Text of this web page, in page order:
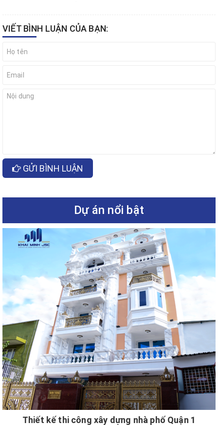
VIẾT BÌNH LUẬN CỦA BẠN:
GỬI BÌNH LUẬN
Dự án nổi bật
Thiết kế thi công xây dựng nhà phố Quận 1